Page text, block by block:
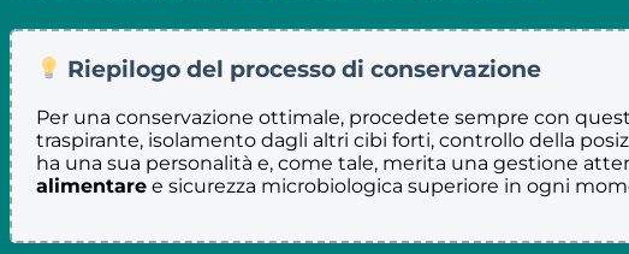
Riepilogo del processo di conservazione
Per una conservazione ottimale, procedete sempre con
traspirante, isolamento dagli altri cibi forti, controllo della
ha una sua personalità e, come tale, merita una gestione
alimentare e sicurezza microbiologica superiore in ogni